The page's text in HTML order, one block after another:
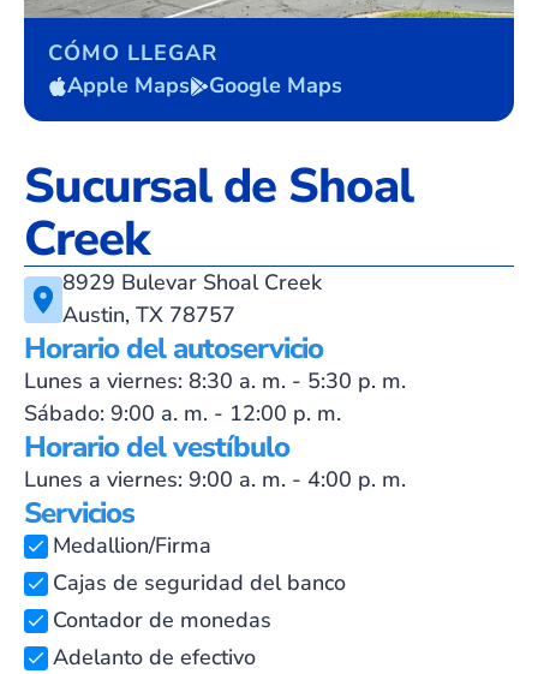
Sucursal de Shoal
Creek
8929 Bulevar Shoal Creek
Austin, TX 78757
Horario del autoservicio
Lunes a viernes: 8:30 a. m. - 5:30 p. m.
Sábado: 9:00 a. m. - 12:00 p. m.
Horario del vestíbulo
Lunes a viernes: 9:00 a. m. - 4:00 p. m.
Servicios
Medallion/Firma
Cajas de seguridad del banco
Contador de monedas
Adelanto de efectivo
CÓMO LLEGAR
Apple Maps
Google Maps